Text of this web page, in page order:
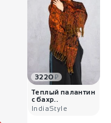
3220₽
Теплый палантин
с бахр..
IndiaStyle